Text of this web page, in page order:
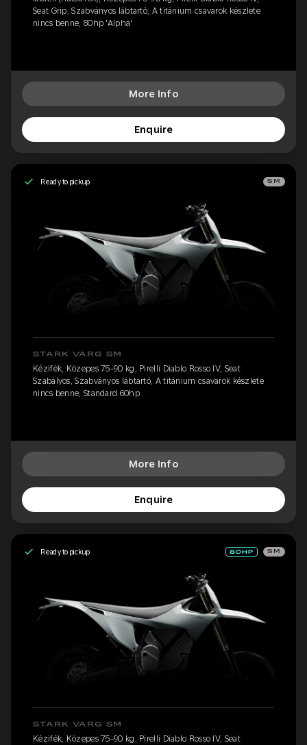
Seat Grip, Szabványos lábtartó, A titánium csavarok készlete
nincs benne, 80hp 'Alpha'
More Info
Enquire
Ready to pickup SM
STARK VARG SM
Kézifék, Közepes 75-90 kg, Pirelli Diablo Rosso IV, Seat
Szabályos, Szabványos lábtartó, A titánium csavarok készlete
nincs benne, Standard 60hp
More Info
Enquire
Ready to pickup SM
STARK VARG SM
Kézifék, Közepes 75-90 kg, Pirelli Diablo Rosso IV, Seat